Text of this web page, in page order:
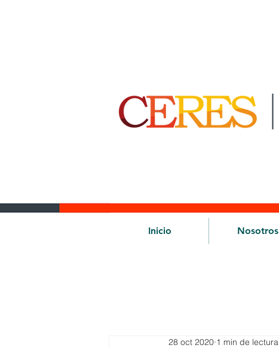
Inicio Nosotros
28 oct 2020 1 min de lectura